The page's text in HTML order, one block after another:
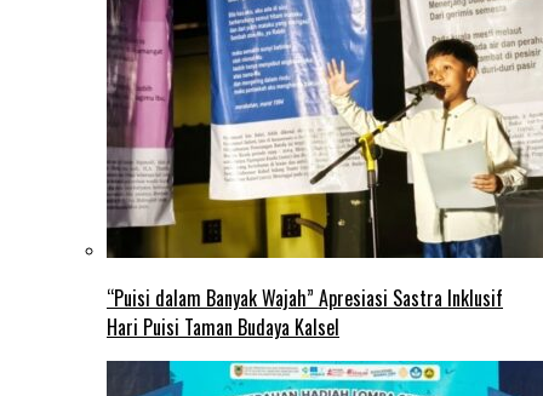
“Puisi dalam Banyak Wajah” Apresiasi Sastra Inklusif
Hari Puisi Taman Budaya Kalsel